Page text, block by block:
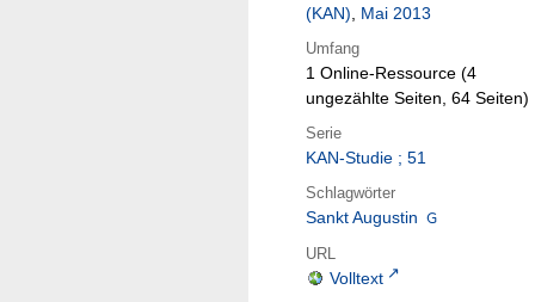
(KAN), Mai 2013
Umfang
1 Online-Ressource (4
ungezählte Seiten, 64 Seiten)
Serie
KAN-Studie ; 51
Schlagwörter
Sankt Augustin
URL
Volltext